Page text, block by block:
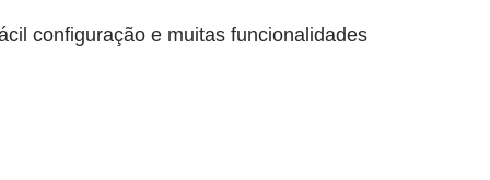
configuração e muitas funcionalidades